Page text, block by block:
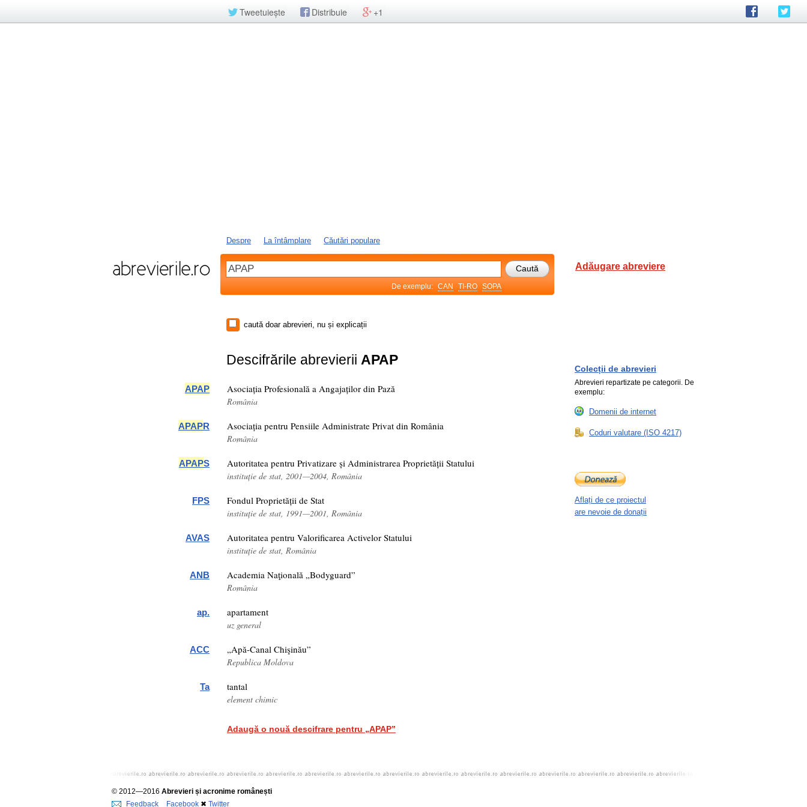
Tweetuiește Distribuie +1
Despre La întâmplare Căutări populare
De exemplu: CAN TI-RO SOPA
Adăugare abreviere
caută doar abrevieri, nu și explicații
Descifrările abrevierii APAP
APAP Asociația Profesională a Angajaților din Pază
România
APAPR Asociația pentru Pensiile Administrate Privat din România
România
APAPS Autoritatea pentru Privatizare și Administrarea Proprietății Statului
instituție de stat, 2001—2004, România
FPS Fondul Proprietății de Stat
instituție de stat, 1991—2001, România
AVAS Autoritatea pentru Valorificarea Activelor Statului
instituție de stat, România
ANB Academia Naţională „Bodyguard”
România
ap. apartament
uz general
ACC „Apă-Canal Chişinău”
Republica Moldova
Ta tantal
element chimic
Adaugă o nouă descifrare pentru „APAP”
Colecții de abrevieri
Abrevieri repartizate pe categorii. De
exemplu:
Domenii de internet
Coduri valutare (ISO 4217)
Aflați de ce proiectul
are nevoie de donații
© 2012—2016 Abrevieri și acronime românești
Feedback
Facebook ✖ Twitter